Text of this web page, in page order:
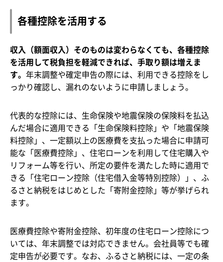
各種控除を活用する
収入（額面収入）そのものは変わらなくても、各種控除
を活用して税負担を軽減できれば、手取り額は増えま
す。 年末調整や確定申告の際には、利用できる控除をし
っかり確認し、漏れのないように申請しましょう。
代表的な控除には、生命保険や地震保険の保険料を払込
んだ場合に適用できる「生命保険料控除」や「地震保険
料控除」、一定額以上の医療費を支払った場合に申請可
能な「医療費控除」、住宅ローンを利用して住宅購入や
リフォーム等を行い、所定の要件を満たした時に適用で
きる「住宅ローン控除（住宅借入金等特別控除）」、ふ
るさと納税をはじめとした「寄附金控除」等が挙げられ
ます。
医療費控除や寄附金控除、初年度の住宅ローン控除につ
いては、年末調整では対応できません。会社員等でも確
定申告が必要です。なお、ふるさと納税には、一定の条